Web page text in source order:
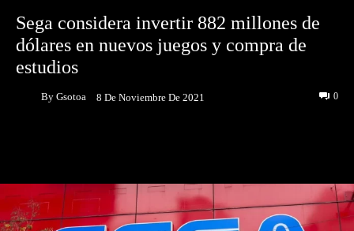
Sega considera invertir 882 millones de
dólares en nuevos juegos y compra de
estudios
By Gsotoa 8 De Noviembre De 2021 0